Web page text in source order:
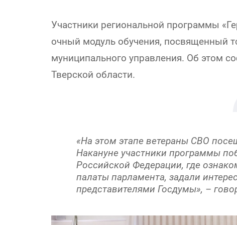
Участники региональной программы
очный модуль обучения, посвященный
муниципального управления. Об этом
Тверской области.
«На этом этапе ветераны СВО
Накануне участники программы
Российской Федерации, где
палаты парламента, задали
представителями Госдумы», –